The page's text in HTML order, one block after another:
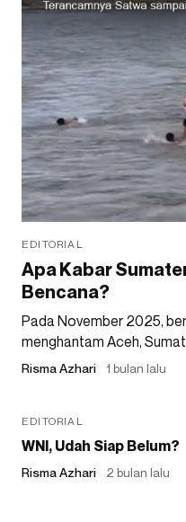
EDITORIAL
Apa Kabar
Bencana?
Pada November 2025,
menghantam Aceh,
Risma Azhari 1 bulan lalu
EDITORIAL
WNI, Udah Siap Belum?
Risma Azhari 2 bulan lalu